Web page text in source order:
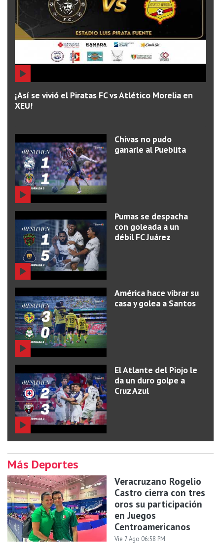
¡Así se vivió el Piratas FC vs Atlético Morelia en
XEU!
Chivas no pudo
ganarle al Pueblita
Pumas se despacha
con goleada a un
débil FC Juárez
América hace vibrar su
casa y golea a Santos
El Atlante del Piojo le
da un duro golpe a
Cruz Azul
Más Deportes
Veracruzano Rogelio
Castro cierra con tres
oros su participación
en Juegos
Centroamericanos
Vie 7 Ago 06:58 PM